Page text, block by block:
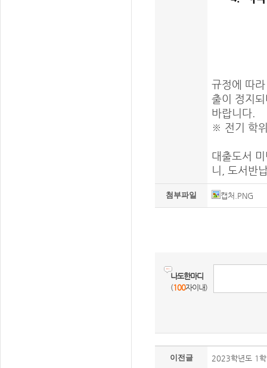
규정에 따
출이 정지
바랍니다.
※ 전기 학
대출도서
니, 도서반
첨부파일 캡처.PNG
나도한마디
(100자이내)
이전글 2023학년도 1